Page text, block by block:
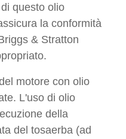
questo olio
la conformità
& Stratton
motore con olio
L'uso di olio
della
del tosaerba (ad